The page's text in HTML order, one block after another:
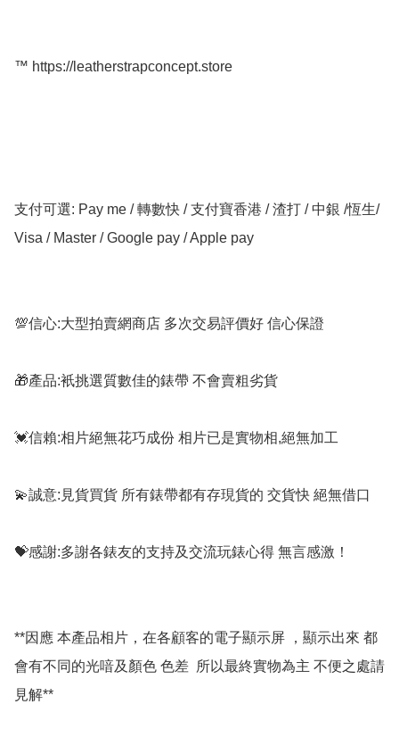
™️ https://leatherstrapconcept.store
支付可選: Pay me / 轉數快 / 支付寶香港 / 渣打 / 中銀 /恆生/
Visa / Master / Google pay / Apple pay
💯信心:大型拍賣網商店 多次交易評價好 信心保證
🎁產品:衹挑選質數佳的錶帶 不會賣粗劣貨
💓信賴:相片絕無花巧成份 相片已是實物相,絕無加工
💫誠意:見貨買貨 所有錶帶都有存現貨的 交貨快 絕無借口
💝感謝:多謝各錶友的支持及交流玩錶心得 無言感激！
**因應 本產品相片，在各顧客的電子顯示屏 ，顯示出來 都
會有不同的光喑及顏色 色差  所以最終實物為主 不便之處請
見解**